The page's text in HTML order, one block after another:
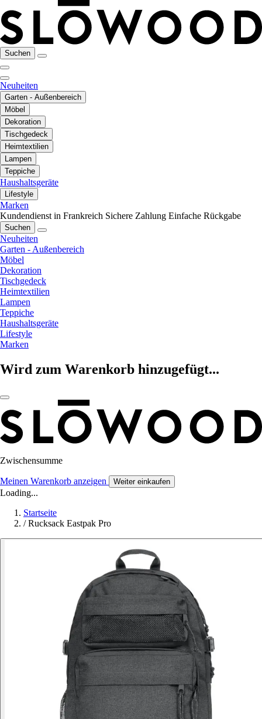
Suchen
Neuheiten
Garten - Außenbereich
Möbel
Dekoration
Tischgedeck
Heimtextilien
Lampen
Teppiche
Haushaltsgeräte
Lifestyle
Marken
Kundendienst in Frankreich Sichere Zahlung Einfache Rückgabe
Suchen
Neuheiten
Garten - Außenbereich
Möbel
Dekoration
Tischgedeck
Heimtextilien
Lampen
Teppiche
Haushaltsgeräte
Lifestyle
Marken
Wird zum Warenkorb hinzugefügt...
Zwischensumme
Meinen Warenkorb anzeigen Weiter einkaufen
Loading...
Startseite
/ Rucksack Eastpak Pro